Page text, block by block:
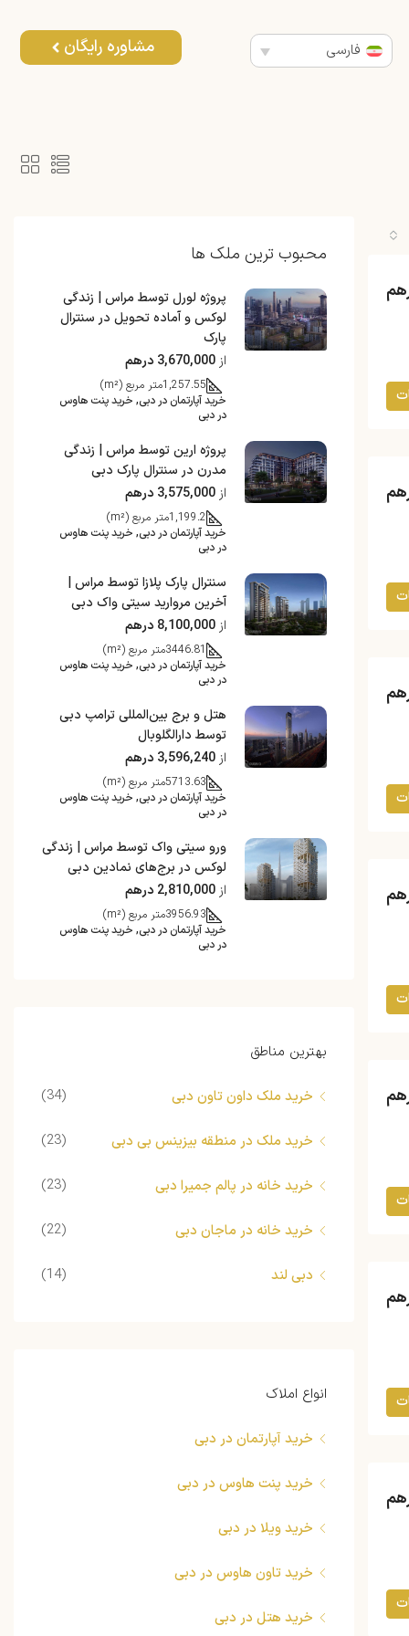
فارسی مشاوره رایگان
محبوب ترین ملک ها
پروژه لورل توسط مراس | زندگی
لوکس و آماده تحویل در سنترال
پارک
از3,670,000 درهم
1,257.55متر مربع (m²)
خرید آپارتمان در دبی, خرید پنت هاوس
در دبی
پروژه ارین توسط مراس | زندگی
مدرن در سنترال پارک دبی
از3,575,000 درهم
1,199.2متر مربع (m²)
خرید آپارتمان در دبی, خرید پنت هاوس
در دبی
سنترال پارک پلازا توسط مراس |
آخرین مروارید سیتی واک دبی
از8,100,000 درهم
3446.81متر مربع (m²)
خرید آپارتمان در دبی, خرید پنت هاوس
در دبی
هتل و برج بین‌المللی ترامپ دبی
توسط دارالگلوبال
از3,596,240 درهم
5713.63متر مربع (m²)
خرید آپارتمان در دبی, خرید پنت هاوس
در دبی
ورو سیتی واک توسط مراس | زندگی
لوکس در برج‌های نمادین دبی
از2,810,000 درهم
3956.93متر مربع (m²)
خرید آپارتمان در دبی, خرید پنت هاوس
در دبی
بهترین مناطق
خرید ملک داون تاون دبی (34)
خرید ملک در منطقه بیزینس بی دبی (23)
خرید خانه در پالم جمیرا دبی (23)
خرید خانه در ماجان دبی (22)
دبی لند (14)
انواع املاک
خرید آپارتمان در دبی
خرید پنت هاوس در دبی
خرید ویلا در دبی
خرید تاون هاوس در دبی
خرید هتل در دبی